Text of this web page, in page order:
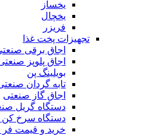
یخساز
یخچال
فریزر
تجهیزات پخت غذا
اجاق برقی
اجاق پلوپز
بویلینگ پن
تابه گردان
اجاق گاز صنعتی
دستگاه گریل
دستگاه سرخ کن
خرید و قیمت